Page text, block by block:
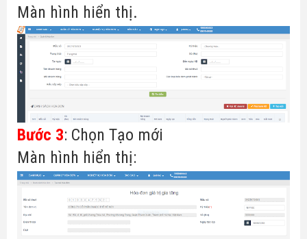
Màn hình hiển thị.
Bước 3: Chọn Tạo mới
Màn hình hiển thị: